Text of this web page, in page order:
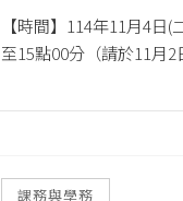
Between AI-driven
and the Human
【時間】114年11月4日(
至15點00分（請於11月
講堂
課務與學務